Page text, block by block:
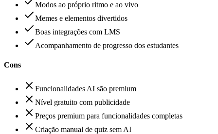
Modos ao próprio ritmo e ao vivo
Memes e elementos divertidos
Boas integrações com LMS
Acompanhamento de progresso dos estudantes
Cons
Funcionalidades AI são premium
Nível gratuito com publicidade
Preços premium para funcionalidades completas
Criação manual de quiz sem AI